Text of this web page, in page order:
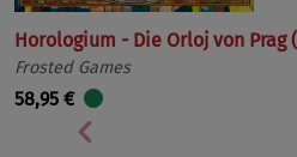
Horologium - Die Orloj von Prag
Frosted Games
58,95 €
Vorherige